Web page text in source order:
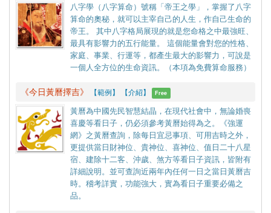
八字學（八字算命）號稱「帝王之學」，掌握了八字
算命的奧秘，就可以主宰自己的人生，作自己生命的
帝王。 其中八字格局展現的就是您命格之中最強旺、
最具有影響力的五行能量。 這個能量會對您的性格、
家庭、事業、行運等，都產生最大的影響力，可說是
一個人全方位的生命資訊。（本項為免費算命服務）
《今日黃曆擇吉》 【範例】 【介紹】 Free
黃曆為中國先民智慧結晶，在現代社會中，無論婚喪
喜慶等看日子，仍必須參考黃曆始得為之。《強運
網》之黃曆查詢，除每日宜忌事項、可用吉時之外，
更提供當日財神位、貴神位、喜神位、值日二十八星
宿、建除十二客、沖歲、煞方等看日子資訊，皆附有
詳細說明。並可查詢近兩年內任何一日之當日黃曆吉
時。稽考詳實，功能強大，實為看日子重要必備之
品。